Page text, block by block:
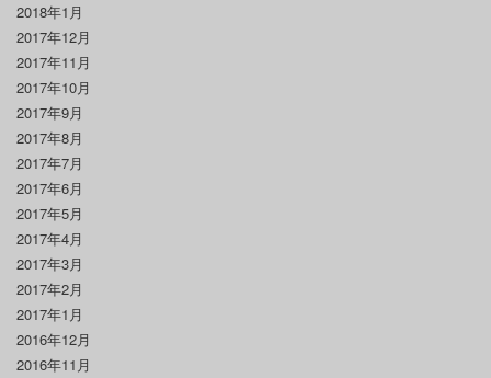
2018年1月
2017年12月
2017年11月
2017年10月
2017年9月
2017年8月
2017年7月
2017年6月
2017年5月
2017年4月
2017年3月
2017年2月
2017年1月
2016年12月
2016年11月